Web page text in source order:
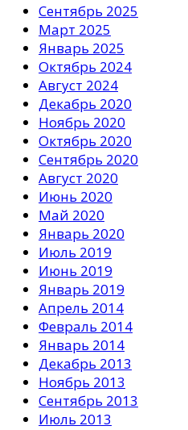
Сентябрь 2025
Март 2025
Январь 2025
Октябрь 2024
Август 2024
Декабрь 2020
Ноябрь 2020
Октябрь 2020
Сентябрь 2020
Август 2020
Июнь 2020
Май 2020
Январь 2020
Июль 2019
Июнь 2019
Январь 2019
Апрель 2014
Февраль 2014
Январь 2014
Декабрь 2013
Ноябрь 2013
Сентябрь 2013
Июль 2013